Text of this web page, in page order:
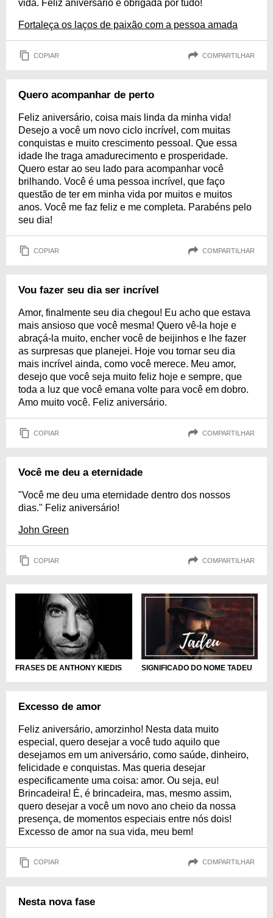
vida. Feliz aniversário e obrigada por tudo!
Fortaleça os laços de paixão com a pessoa amada
COPIAR COMPARTILHAR
Quero acompanhar de perto
Feliz aniversário, coisa mais linda da minha vida!
Desejo a você um novo ciclo incrível, com muitas
conquistas e muito crescimento pessoal. Que essa
idade lhe traga amadurecimento e prosperidade.
Quero estar ao seu lado para acompanhar você
brilhando. Você é uma pessoa incrível, que faço
questão de ter em minha vida por muitos e muitos
anos. Você me faz feliz e me completa. Parabéns pelo
seu dia!
COPIAR COMPARTILHAR
Vou fazer seu dia ser incrível
Amor, finalmente seu dia chegou! Eu acho que estava
mais ansioso que você mesma! Quero vê-la hoje e
abraçá-la muito, encher você de beijinhos e lhe fazer
as surpresas que planejei. Hoje vou tornar seu dia
mais incrível ainda, como você merece. Meu amor,
desejo que você seja muito feliz hoje e sempre, que
toda a luz que você emana volte para você em dobro.
Amo muito você. Feliz aniversário.
COPIAR COMPARTILHAR
Você me deu a eternidade
"Você me deu uma eternidade dentro dos nossos
dias." Feliz aniversário!
John Green
COPIAR COMPARTILHAR
FRASES DE ANTHONY KIEDIS SIGNIFICADO DO NOME TADEU
Excesso de amor
Feliz aniversário, amorzinho! Nesta data muito
especial, quero desejar a você tudo aquilo que
desejamos em um aniversário, como saúde, dinheiro,
felicidade e conquistas. Mas queria desejar
especificamente uma coisa: amor. Ou seja, eu!
Brincadeira! É, é brincadeira, mas, mesmo assim,
quero desejar a você um novo ano cheio da nossa
presença, de momentos especiais entre nós dois!
Excesso de amor na sua vida, meu bem!
COPIAR COMPARTILHAR
Nesta nova fase